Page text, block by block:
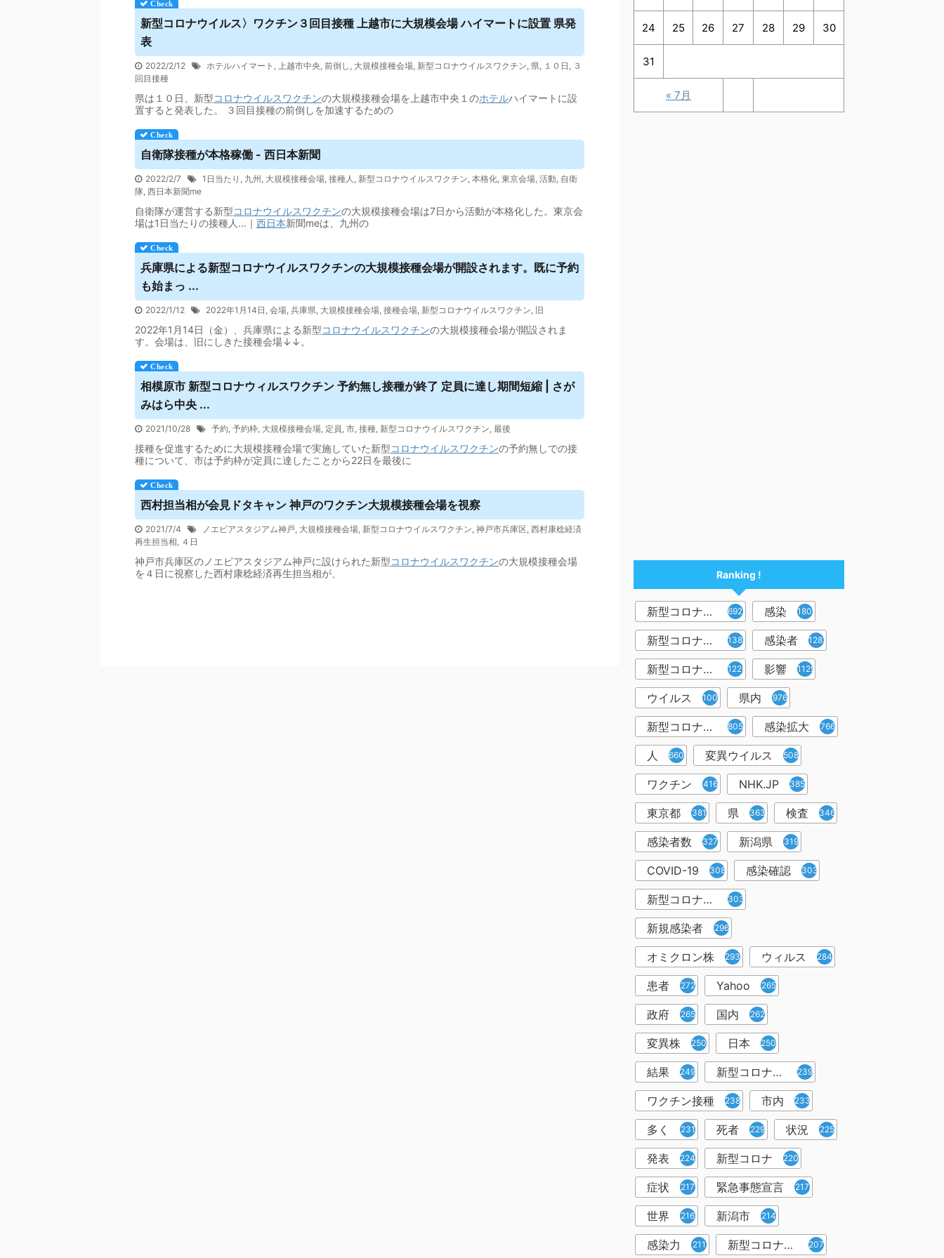
新型コロナウイルス〉ワクチン３回目接種 上越市に大規模会場 ハイマートに設置 県発
表
2022/2/12 ホテルハイマート , 上越市中央, 前倒し , 大規模接種会場, 新型コロナウイルスワクチン, 県, １０日 , ３
回目接種
県は１０日、新型コロナウイルス ワクチンの大規模接種会場を上越市中央１のホテルハイマートに設
置すると発表した。 ３回目接種の前倒しを加速するための
自衛隊接種が本格稼働 - 西日本新聞
2022/2/7 1日当たり , 九州 , 大規模接種会場, 接種人 , 新型コロナウイルスワクチン, 本格化, 東京会場, 活動, 自衛
隊, 西日本新聞me
自衛隊が運営する新型コロナウイルス ワクチンの大規模接種会場は7日から活動が本格化した。東京会
場は1日当たりの接種人...｜ 西日本新聞meは、九州の
兵庫県による新型コロナウイルスワクチンの大規模接種会場が開設されます。既に予約
も始まっ ...
2022/1/12 2022年1月14日 , 会場, 兵庫県, 大規模接種会場, 接種会場, 新型コロナウイルスワクチン, 旧
2022年1月14日（金）、兵庫県による新型コロナウイルス ワクチンの大規模接種会場が開設されま
す。会場は、旧にしきた接種会場↓↓。
相模原市 新型コロナウィルスワクチン 予約無し接種が終了 定員に達し期間短縮 | さが
みはら中央 ...
2021/10/28 予約, 予約枠, 大規模接種会場, 定員, 市, 接種, 新型コロナウイルスワクチン, 最後
接種を促進するために大規模接種会場で実施していた新型コロナウイルス ワクチンの予約無しでの接
種について、市は予約枠が定員に達したことから22日を最後に
西村担当相が会見ドタキャン 神戸のワクチン大規模接種会場を視察
2021/7/4 ノエビアスタジアム神戸, 大規模接種会場, 新型コロナウイルスワクチン, 神戸市兵庫区, 西村康稔経済
再生担当相, ４日
神戸市兵庫区のノエビアスタジアム神戸に設けられた新型コロナウイルス ワクチンの大規模接種会場
を４日に視察した西村康稔経済再生担当相が、
« 7月
24 25 26 27 28 29 30
31
Ranking !
新型コロナウイルス 6921 感染 1809
新型コロナウィルス 1382 感染者 1283
新型コロナウイルス感染症 1226 影響 1129
ウイルス 1001 県内 976
新型コロナウイルス感染 805 感染拡大 766
人 660 変異ウイルス 508
ワクチン 416 NHK.JP 385
東京都 381 県 363 検査 346
感染者数 327 新潟県 319
COVID-19 308 感染確認 303
新型コロナウィルス感染症 303
新規感染者 296
オミクロン株 293 ウィルス 284
患者 272 Yahoo 265
政府 265 国内 262
変異株 250 日本 250
結果 249 新型コロナウイルスワクチン 239
ワクチン接種 238 市内 233
多く 231 死者 229 状況 225
発表 224 新型コロナ 220
症状 217 緊急事態宣言 217
世界 216 新潟市 214
感染力 211 新型コロナウイルス感染者 207